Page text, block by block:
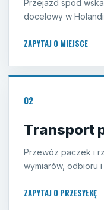
Przejazd spod
docelowy w
ZAPYTAJ O MIEJSCE
02
Transport
Przewóz paczek i
wymiarów, odbioru i
ZAPYTAJ O PRZESYŁKĘ